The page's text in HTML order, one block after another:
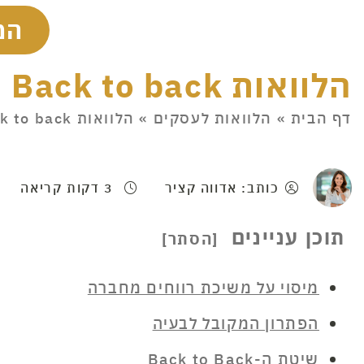
הלוואות Back to back
דף הבית » הלוואות לעסקים »הלוואות Back to back
כותב: אדווה קציר
תוכן עניינים
מיסוי על משיכת רווחים מחברה
הפתרון המקובל לבעיה
שיטת ה-Back to Back